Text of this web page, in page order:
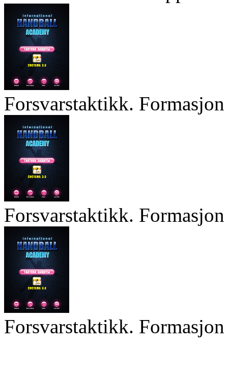
Forsvarstaktikk.
Forsvarstaktikk.
Forsvarstaktikk.